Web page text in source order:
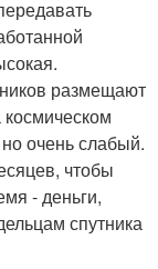
размещают
очень слабый.
чтобы
- деньги,
спутника